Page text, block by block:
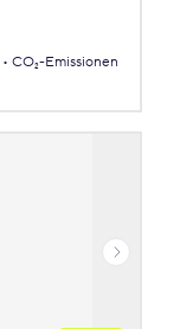
CO₂-Emissionen